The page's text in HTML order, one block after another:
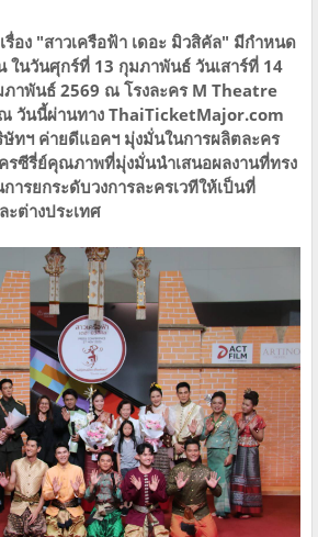
รื่อง "สาวเครือฟ้า เดอะ มิวสิคัล" มีกำหนด
นวันศุกร์ที่ 13 กุมภาพันธ์ วันเสาร์ที่ 14
าพันธ์ 2569 ณ โรงละคร M Theatre
วันนี้ผ่านทาง ThaiTicketMajor.com
ทฯ ค่ายดีแอคฯ มุ่งมั่นในการผลิตละคร
รซีรี่ย์คุณภาพที่มุ่งมั่นนำเสนอผลงานที่ทรง
ารยกระดับวงการละครเวทีให้เป็นที่
ะต่างประเทศ